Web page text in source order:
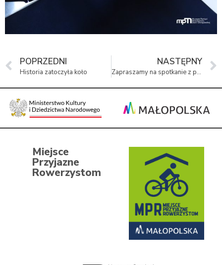
POPRZEDNI
Historia zatoczyła koło
NASTĘPNY
Zapraszamy na spotkanie z pisarką Agnieszką Smreczyńską-Gąbką
Miejsce
Przyjazne
Rowerzystom